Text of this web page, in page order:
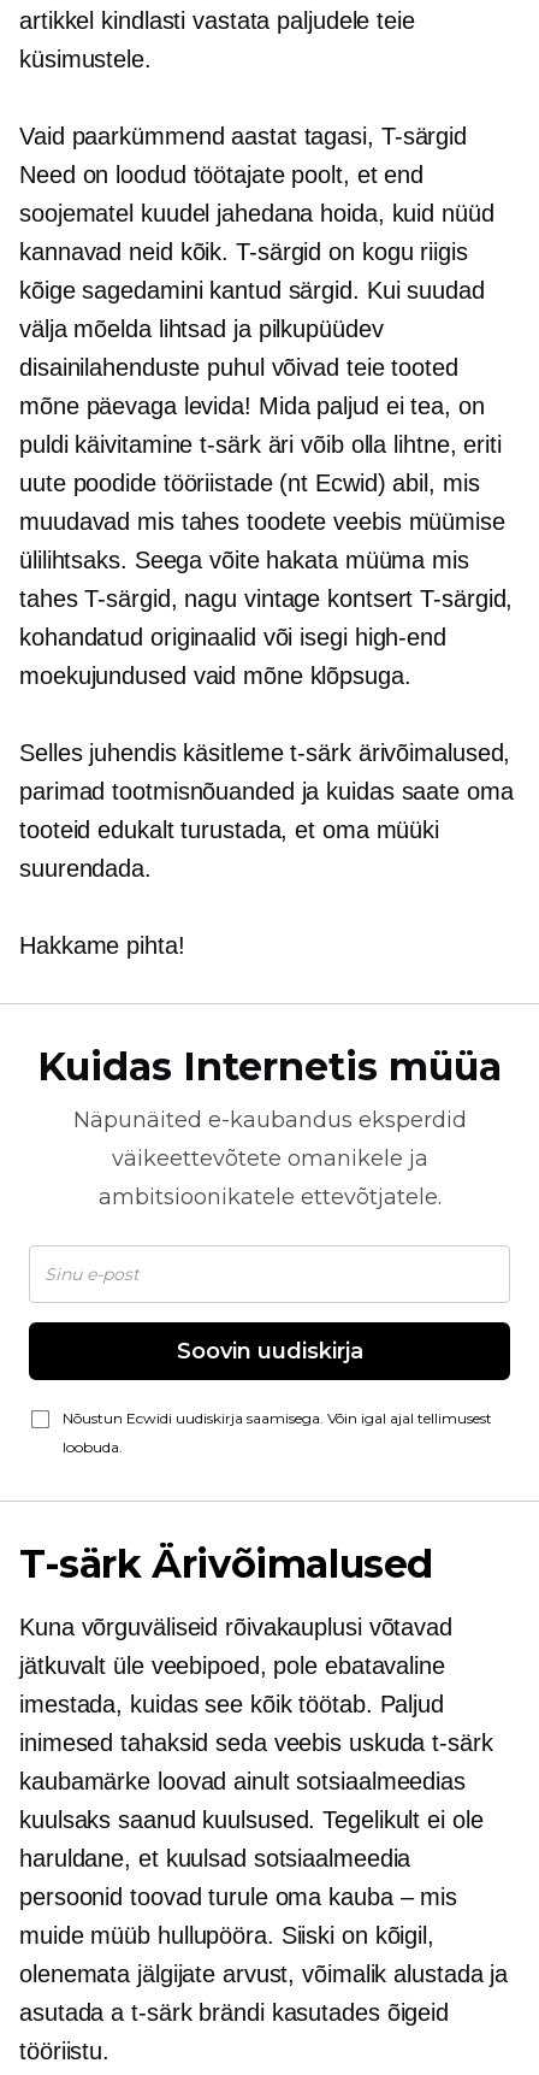
artikkel kindlasti vastata paljudele teie
küsimustele.
Vaid paarkümmend aastat tagasi, T-särgid
Need on loodud töötajate poolt, et end
soojematel kuudel jahedana hoida, kuid nüüd
kannavad neid kõik. T-särgid on kogu riigis
kõige sagedamini kantud särgid. Kui suudad
välja mõelda lihtsad ja pilkupüüdev
disainilahenduste puhul võivad teie tooted
mõne päevaga levida! Mida paljud ei tea, on
puldi käivitaminet-särkäri võib olla lihtne, eriti
uute poodide tööriistade (nt Ecwid) abil, mis
muudavad mis tahes toodete veebis müümise
ülilihtsaks. Seega võite hakata müüma mis
tahesT-särgid, nagu vintage kontsertT-särgid,
kohandatud originaalid või isegi high-end
moekujundused vaid mõne klõpsuga.
Selles juhendis käsitlemet-särkärivõimalused,
parimad tootmisnõuanded ja kuidas saate oma
tooteid edukalt turustada, et oma müüki
suurendada.
Hakkame pihta!
Kuidas Internetis müüa
Näpunäited e-kaubandus eksperdid
väikeettevõtete omanikele ja
ambitsioonikatele ettevõtjatele.
Soovin uudiskirja
Nõustun Ecwidi uudiskirja saamisega. Võin igal ajal tellimusest
loobuda.
T-särkÄrivõimalused
Kuna võrguväliseid rõivakauplusi võtavad
jätkuvalt üle veebipoed, pole ebatavaline
imestada, kuidas see kõik töötab. Paljud
inimesed tahaksid seda veebis uskudat-särk
kaubamärke loovad ainult sotsiaalmeedias
kuulsaks saanud kuulsused. Tegelikult ei ole
haruldane, et kuulsad sotsiaalmeedia
persoonid toovad turule oma kauba – mis
muide müüb hullupööra. Siiski on kõigil,
olenemata jälgijate arvust, võimalik alustada ja
asutada at-särkbrändi kasutades õigeid
tööriistu.